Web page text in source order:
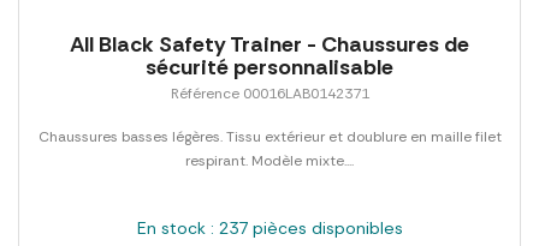
All Black Safety Trainer - Chaussures de
sécurité personnalisable
Référence 00016LAB0142371
Chaussures basses légères. Tissu extérieur et doublure en maille filet
respirant. Modèle mixte....
En stock : 237 pièces disponibles